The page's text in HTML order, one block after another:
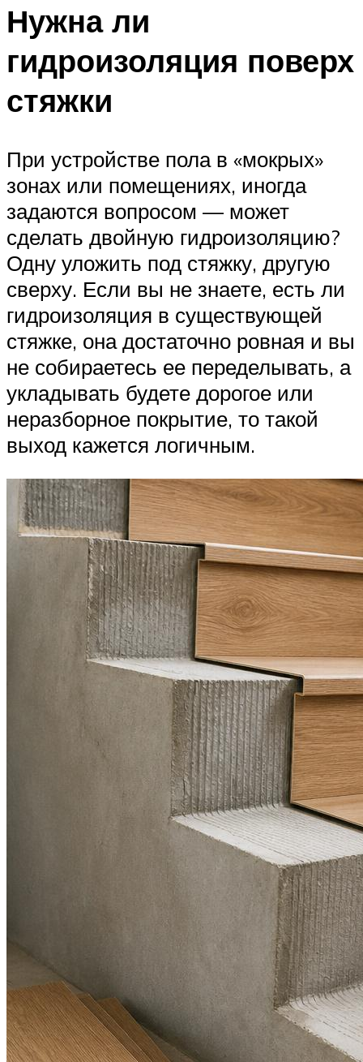
Нужна ли
гидроизоляция поверх
стяжки
При устройстве пола в «мокрых»
зонах или помещениях, иногда
задаются вопросом — может
сделать двойную гидроизоляцию?
Одну уложить под стяжку, другую
сверху. Если вы не знаете, есть ли
гидроизоляция в существующей
стяжке, она достаточно ровная и вы
не собираетесь ее переделывать, а
укладывать будете дорогое или
неразборное покрытие, то такой
выход кажется логичным.